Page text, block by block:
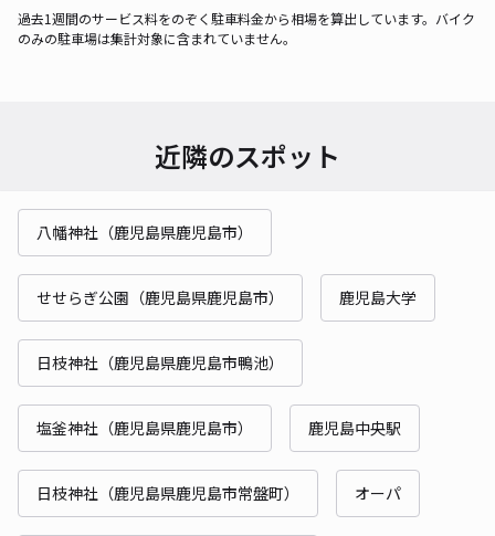
過去1週間のサービス料をのぞく駐車料金から相場を算出しています。バイク
のみの駐車場は集計対象に含まれていません。
近隣のスポット
八幡神社（鹿児島県鹿児島市）
せせらぎ公園（鹿児島県鹿児島市） 鹿児島大学
日枝神社（鹿児島県鹿児島市鴨池）
塩釜神社（鹿児島県鹿児島市） 鹿児島中央駅
日枝神社（鹿児島県鹿児島市常盤町） オーパ